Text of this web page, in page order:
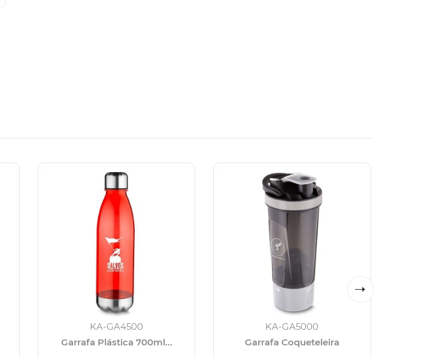
KA-GA4500
Garrafa Plástica 700ml...
KA-GA5000
Garrafa Coqueteleira